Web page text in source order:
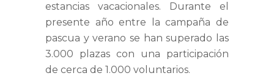
estancias vacacionales. Durante el
presente año entre la campaña de
pascua y verano se han superado las
3.000 plazas con una participación
de cerca de 1.000 voluntarios.